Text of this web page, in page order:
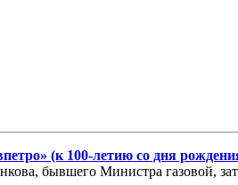
(к 100-летию со дня
бывшего Министра газовой,